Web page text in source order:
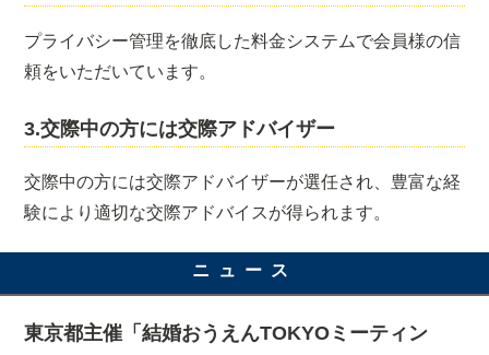
プライバシー管理を徹底した料金システムで会員様の信
頼をいただいています。
3.交際中の方には交際アドバイザー
交際中の方には交際アドバイザーが選任され、豊富な経
験により適切な交際アドバイスが得られます。
ニュース
東京都主催「結婚おうえんTOKYOミーティン